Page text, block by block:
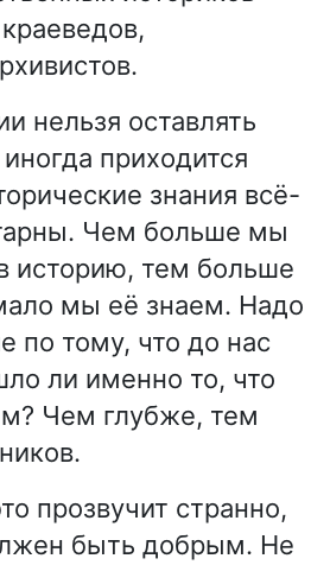
нельзя оставлять
приходится
знания всё-
Чем больше мы
историю, тем больше
мы её знаем. Надо
по тому, что до нас
ли именно то, что
Чем глубже, тем
прозвучит странно,
быть добрым. Не